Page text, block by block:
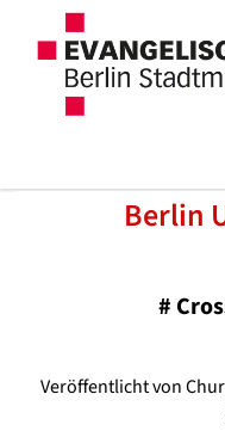
Berlin
#
Veröffentlicht von